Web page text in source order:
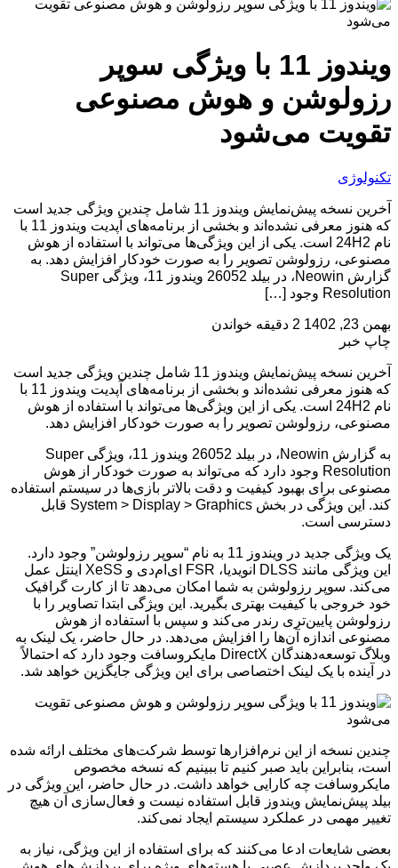
ویندوز 11 با ویژگی سوپر
رزولوشن و هوش مصنوعی
تقویت می‌شود
تکنولوژی
آخرین نسخه پیش‌نمایش ویندوز 11 شامل چندین ویژگی جدید است
که هنوز معرفی نشده‌اند و بخشی از برنامه‌های آپدیت ویندوز 11 با
نام 24H2 است. یکی از این ویژگی‌ها می‌تواند با استفاده از هوش
مصنوعی، رزولوشن تصویر را به صورت خودکار افزایش دهد. به
گزارش Neowin، در بیلد 26052 ویندوز 11، ویژگی Super
Resolution وجود […]
بهمن 23, 1402
2 دقیقه خواندن
چاپ خبر
آخرین نسخه پیش‌نمایش ویندوز 11 شامل چندین ویژگی جدید است
که هنوز معرفی نشده‌اند و بخشی از برنامه‌های آپدیت ویندوز 11 با
نام 24H2 است. یکی از این ویژگی‌ها می‌تواند با استفاده از هوش
مصنوعی، رزولوشن تصویر را به صورت خودکار افزایش دهد.
به گزارش Neowin، در بیلد 26052 ویندوز 11، ویژگی Super
Resolution وجود دارد که می‌تواند به صورت خودکار از هوش
مصنوعی برای بهبود کیفیت و دقت بالاتر بازی‌ها در سیستم استفاده
کند. این ویژگی در بخش System > Display > Graphics قابل
دسترسی است.
یک ویژگی جدید در ویندوز 11 به نام “سوپر رزولوشن” وجود دارد.
این ویژگی مانند DLSS انویدیا، FSR ای‌ام‌دی و XeSS اینتل عمل
می‌کند. سوپر رزولوشن به شما امکان می‌دهد تا از کارت گرافیک
خود خروجی با کیفیت بهتری بگیرید. این ویژگی ابتدا تصاویر را با
رزولوشن پایین‌تری رندر می‌کند و سپس با استفاده از هوش
مصنوعی اندازه آن‌ها را افزایش می‌دهد. در حال حاضر، یک لینک به
وبلاگ توسعه‌دهندگان DirectX مایکروسافت وجود دارد که احتمالاً
در آینده با یک لینک اختصاصی برای این ویژگی جایگزین خواهد شد.
چندین نسخه از این نرم‌افزارها توسط شرکت‌های مختلف ارائه شده
است، بنابراین باید صبر کنیم تا ببینیم که نسخه مخصوص
مایکروسافت چه کارایی خواهد داشت. در حال حاضر، این ویژگی در
بیلد پیش‌نمایش ویندوز قابل استفاده نیست و فعال‌سازی آن هیچ
تغییر مهمی در عملکرد سیستم ایجاد نمی‌کند.
بعضی شایعات ادعا می‌کنند که برای استفاده از این ویژگی، نیاز به